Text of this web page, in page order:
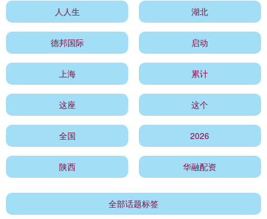
人人生 湖北
德邦国际 启动
上海 累计
这座 这个
全国 2026
陕西 华融配资
全部话题标签